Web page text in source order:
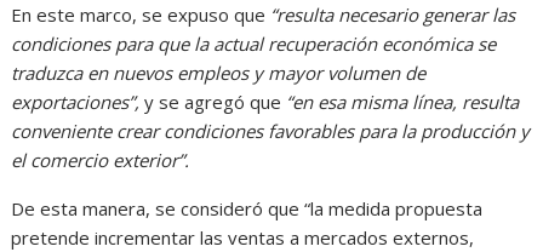
En este marco, se expuso que “resulta necesario generar las
condiciones para que la actual recuperación económica se
traduzca en nuevos empleos y mayor volumen de
exportaciones”,y se agregó que “en esa misma línea, resulta
conveniente crear condiciones favorables para la producción y
el comercio exterior”.
De esta manera, se consideró que “la medida propuesta
pretende incrementar las ventas a mercados externos,